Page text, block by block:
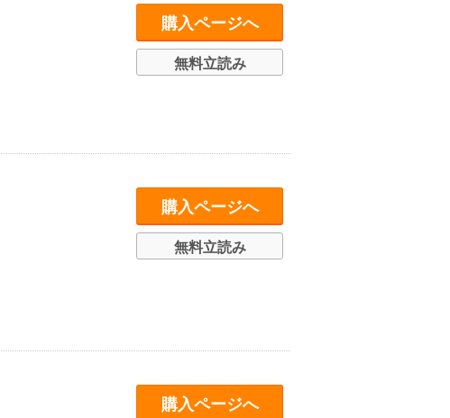
購入ページへ
無料立読み
購入ページへ
無料立読み
購入ページへ